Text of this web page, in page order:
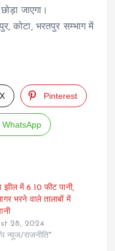
जाएगा।
कोटा, भरतपुर सम्भाग में
Pinterest
WhatsApp
झील में 6.10 फीट पानी,
भरने वाले तालाबों में
28, 2024
न्यूज/राजनीति"